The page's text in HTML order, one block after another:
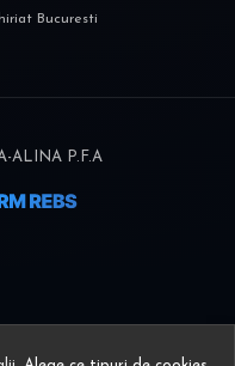
Bucuresti
ALINA P.F.A